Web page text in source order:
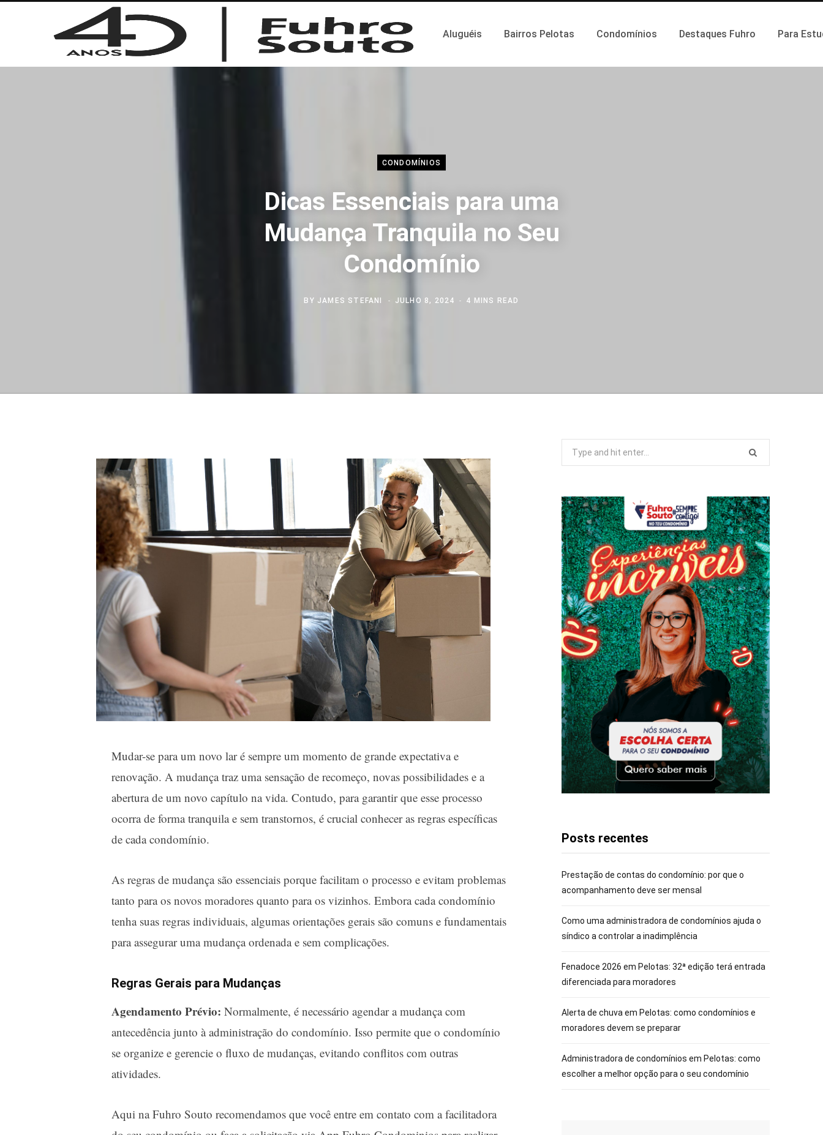
Aluguéis Bairros Pelotas Condomínios Destaques Fuhro Para
CONDOMÍNIOS
Dicas Essenciais para uma
Mudança Tranquila no Seu
Condomínio
BY JAMES STEFANI JULHO 8, 2024 4 MINS READ
Mudar-se para um novo lar é sempre um momento de grande expectativa e
renovação. A mudança traz uma sensação de recomeço, novas possibilidades e a
abertura de um novo capítulo na vida. Contudo, para garantir que esse processo
ocorra de forma tranquila e sem transtornos, é crucial conhecer as regras específicas
de cada condomínio.
As regras de mudança são essenciais porque facilitam o processo e evitam problemas
tanto para os novos moradores quanto para os vizinhos. Embora cada condomínio
tenha suas regras individuais, algumas orientações gerais são comuns e fundamentais
para assegurar uma mudança ordenada e sem complicações.
Regras Gerais para Mudanças
Agendamento Prévio: Normalmente, é necessário agendar a mudança com
antecedência junto à administração do condomínio. Isso permite que o condomínio
se organize e gerencie o fluxo de mudanças, evitando conflitos com outras
atividades.
Aqui na Fuhro Souto recomendamos que você entre em contato com a facilitadora
Posts recentes
Prestação de contas do condomínio: por que o
acompanhamento deve ser mensal
Como uma administradora de condomínios ajuda o
síndico a controlar a inadimplência
Fenadoce 2026 em Pelotas: 32ª edição terá entrada
diferenciada para moradores
Alerta de chuva em Pelotas: como condomínios e
moradores devem se preparar
Administradora de condomínios em Pelotas: como
escolher a melhor opção para o seu condomínio